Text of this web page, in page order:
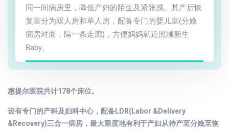
同一间病房里，降低产妇的陌生及紧张感。其产后恢
复室分为双人房和单人房，配备专门的婴儿室(分娩
病房对面，隔一条走廊)，方便妈妈就近照顾新生
Baby。
惠提尔医院共计178个床位。
设有专门的产科及妇科中心，配备LDR(Labor &Delivery
&Recovery)三合一病房，最大限度地有利于产妇从待产至分娩至恢